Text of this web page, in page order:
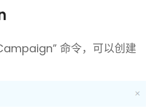
命令，可以创建